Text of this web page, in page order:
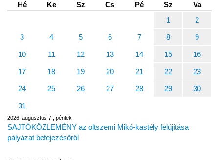
Hé
Ke Sz Cs Pé Sz
Va
1
2
3 4 5 6 7 8 9
10 11 12 13 14 15 16
17 18 19 20 21 22 23
24 25 26 27 28 29 30
31
2026. augusztus 7., péntek
SAJTÓKÖZLEMÉNY az oltszemi Mikó-kastély felújítása
pályázat befejezésőről